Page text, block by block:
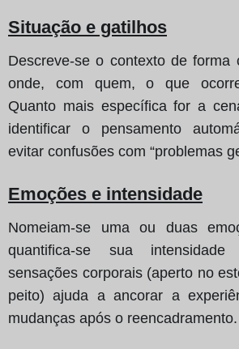
Situação e gatilhos
Descreve‑se o contexto de forma
onde, com quem, o que
Quanto mais específica for a
identificar o pensamento
evitar confusões com “problemas
Emoções e intensidade
Nomeiam‑se uma ou duas
quantifica‑se sua
sensações corporais (aperto no
peito) ajuda a ancorar a
mudanças após o reencadramento.